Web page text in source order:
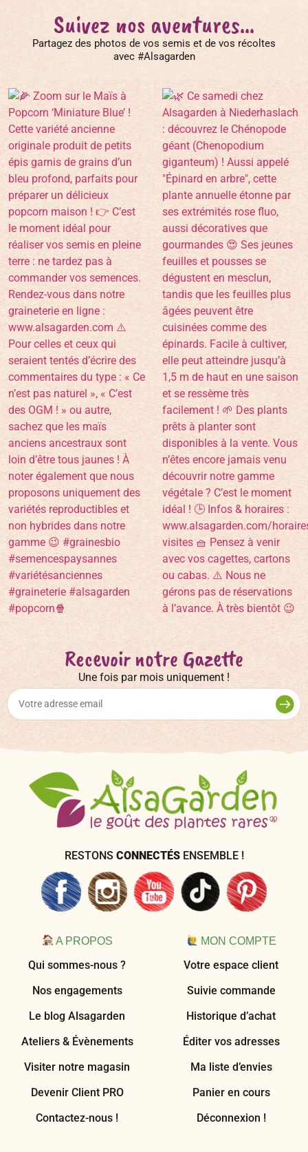
Suivez nos aventures...
Partagez des photos de vos semis et de vos récoltes
avec #Alsagarden
Recevoir notre Gazette
Une fois par mois uniquement !
RESTONS CONNECTÉS ENSEMBLE !
A PROPOS
Qui sommes-nous ?
Nos engagements
Le blog Alsagarden
Ateliers & Évènements
Visiter notre magasin
Devenir Client PRO
Contactez-nous !
MON COMPTE
Votre espace client
Suivie commande
Historique d’achat
Éditer vos adresses
Ma liste d’envies
Panier en cours
Déconnexion !